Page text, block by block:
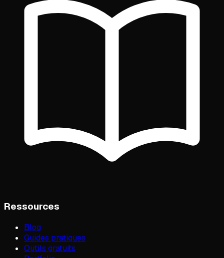
Ressources
Blog
Guides pratiques
Outils gratuits